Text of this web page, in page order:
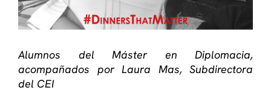
Alumnos del Máster en Diplomacia,
acompañados por Laura Mas, Subdirectora
del CEI